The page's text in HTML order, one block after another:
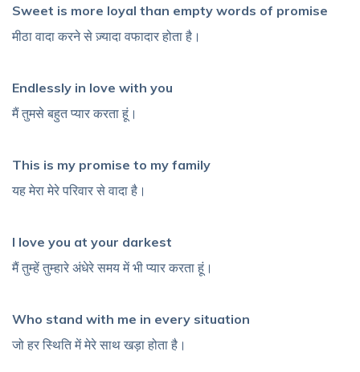
Sweet is more loyal than empty words of promise
मीठा वादा करने से ज़्यादा वफादार होता है।
Endlessly in love with you
मैं तुमसे बहुत प्यार करता हूं।
This is my promise to my family
यह मेरा मेरे परिवार से वादा है।
I love you at your darkest
मैं तुम्हें तुम्हारे अंधेरे समय में भी प्यार करता हूं।
Who stand with me in every situation
जो हर स्थिति में मेरे साथ खड़ा होता है।